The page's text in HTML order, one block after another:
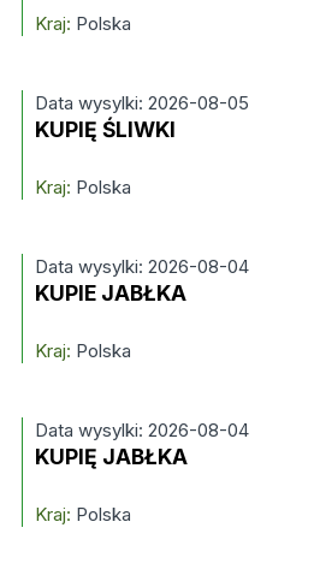
Kraj: Polska
Data wysylki: 2026-08-05
KUPIĘ ŚLIWKI
Kraj: Polska
Data wysylki: 2026-08-04
KUPIE JABŁKA
Kraj: Polska
Data wysylki: 2026-08-04
KUPIĘ JABŁKA
Kraj: Polska